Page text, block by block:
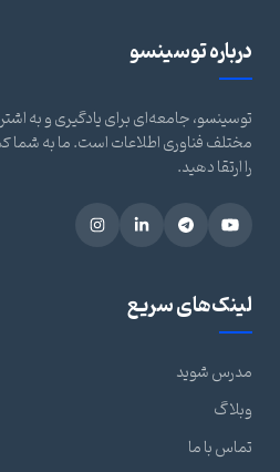
درباره توسینسو
توسینسو، جامعه‌ای برای یادگیری و به
مختلف فناوری اطلاعات است. ما به
را ارتقا دهید.
لینک‌های سریع
مدرس شوید
وبلاگ
تماس با ما